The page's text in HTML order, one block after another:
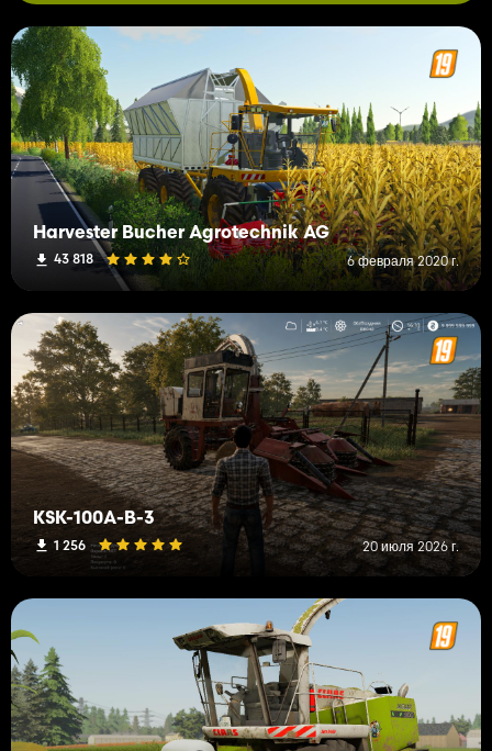
Harvester Bucher Agrotechnik AG
43 818 6 февраля 2020 г.
KSK-100A-B-3
1 256 20 июля 2026 г.